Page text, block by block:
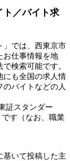
ト／バイト求
」では、西東京市
お仕事情報を地
検索可能です。
にも全国の求人情
バイトなどの人
証スタンダー
です（なお、職業
いて投稿した主